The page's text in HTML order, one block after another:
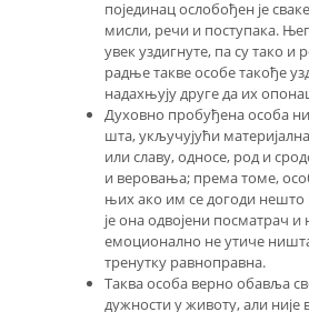
појединац ослобођен је
мисли, речи и поступака.
увек уздигнуте, па су тако и
радње такве особе такође
надахњују друге да их
Духовно пробуђена особа
шта, укључујући
или славу, односе, род и
и веровања; према томе,
њих ако им се догоди
је она одвојени посматрач и
емоционално не утиче
тренутку равноправна.
Таква особа верно обавља
дужности у животу, али није